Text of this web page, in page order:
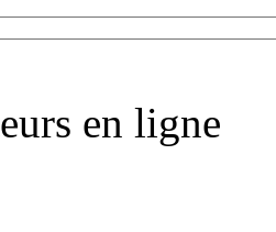
en ligne